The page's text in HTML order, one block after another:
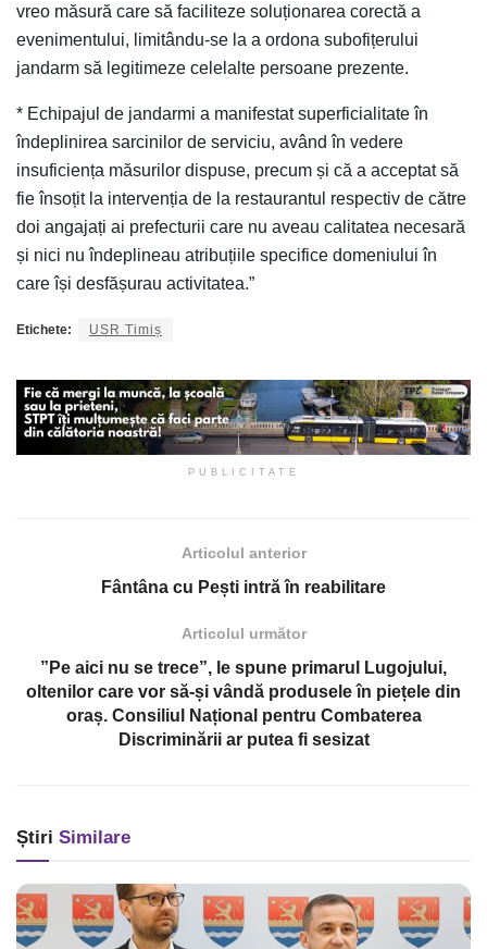
vreo măsură care să faciliteze soluționarea corectă a
evenimentului, limitându-se la a ordona subofițerului
jandarm să legitimeze celelalte persoane prezente.
* Echipajul de jandarmi a manifestat superficialitate în
îndeplinirea sarcinilor de serviciu, având în vedere
insuficiența măsurilor dispuse, precum și că a acceptat să
fie însoțit la intervenția de la restaurantul respectiv de către
doi angajați ai prefecturii care nu aveau calitatea necesară
și nici nu îndeplineau atribuțiile specifice domeniului în
care își desfășurau activitatea.”
Etichete: USR Timiș
PUBLICITATE
Articolul anterior
Fântâna cu Pești intră în reabilitare
Articolul următor
”Pe aici nu se trece”, le spune primarul Lugojului,
oltenilor care vor să-și vândă produsele în piețele din
oraș. Consiliul Național pentru Combaterea
Discriminării ar putea fi sesizat
Știri Similare